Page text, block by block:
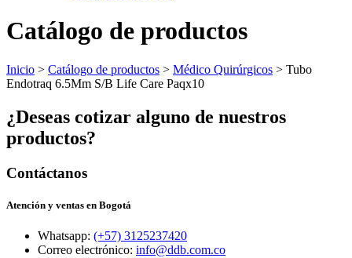
Catálogo de productos
Inicio > Catálogo de productos > Médico Quirúrgicos > Tubo
Endotraq 6.5Mm S/B Life Care Paqx10
¿Deseas cotizar alguno de nuestros
productos?
Contáctanos
Atención y ventas en Bogotá
Whatsapp: (+57) 3125237420
Correo electrónico: info@ddb.com.co